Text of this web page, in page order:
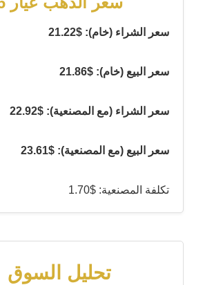
سعر الشراء (خام): $21.22
سعر البيع (خام): $21.86
سعر الشراء (مع المصنعية): $22.92
سعر البيع (مع المصنعية): $23.61
تكلفة المصنعية: $1.70
تحليل السوق